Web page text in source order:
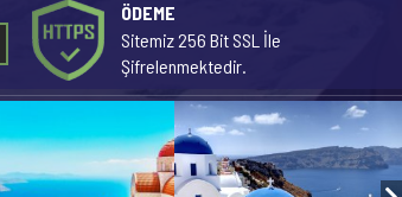
ÖDEME
Sitemiz 256 Bit SSL İle
Şifrelenmektedir.